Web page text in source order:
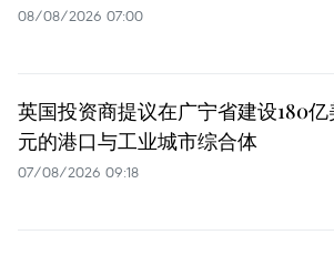
08/08/2026 07:00
英国投资商提议在广宁省建设180亿
元的港口与工业城市综合体
07/08/2026 09:18